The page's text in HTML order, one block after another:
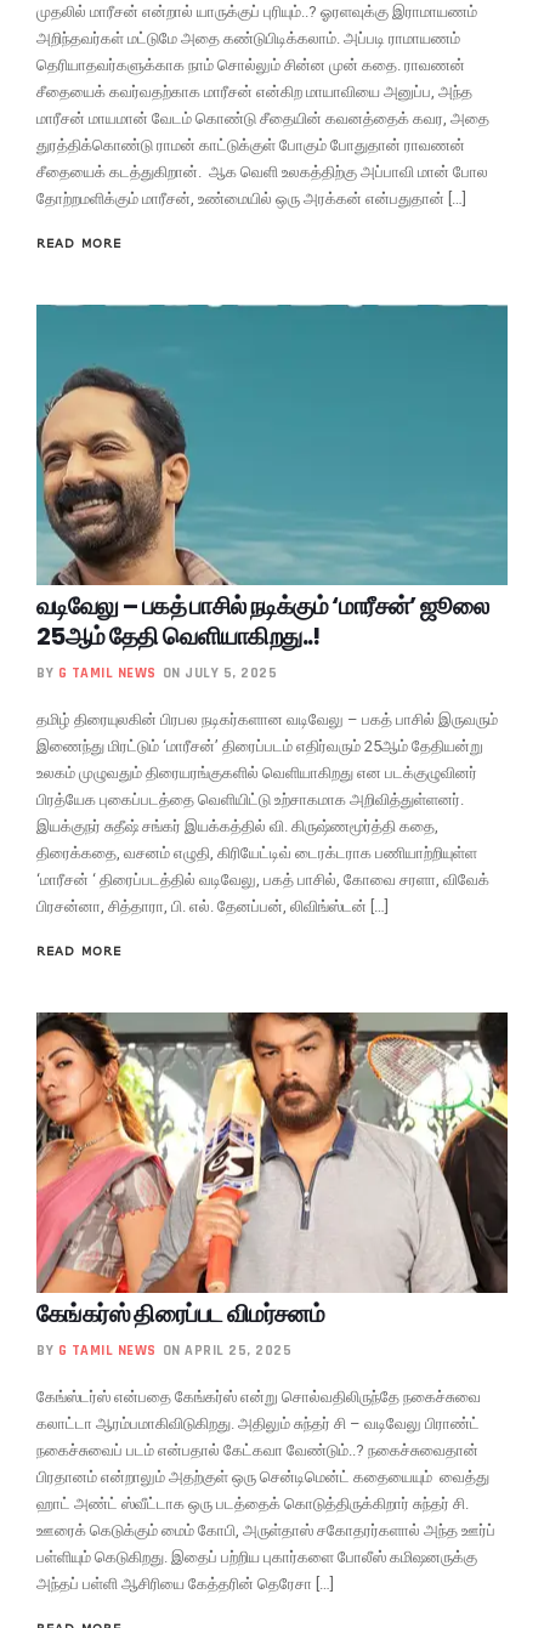
முதலில் மாரீசன் என்றால் யாருக்குப் புரியும்..? ஓரளவுக்கு இராமாயணம்
அறிந்தவர்கள் மட்டுமே அதை கண்டுபிடிக்கலாம். அப்படி ராமாயணம்
தெரியாதவர்களுக்காக நாம் சொல்லும் சின்ன முன் கதை. ராவணன்
சீதையைக் கவர்வதற்காக மாரீசன் என்கிற மாயாவியை அனுப்ப, அந்த
மாரீசன் மாயமான் வேடம் கொண்டு சீதையின் கவனத்தைக் கவர, அதை
துரத்திக்கொண்டு ராமன் காட்டுக்குள் போகும் போதுதான் ராவணன்
சீதையைக் கடத்துகிறான். ஆக வெளி உலகத்திற்கு அப்பாவி மான் போல
தோற்றமளிக்கும் மாரீசன், உண்மையில் ஒரு அரக்கன் என்பதுதான் […]
READ MORE
வடிவேலு – பகத் பாசில் நடிக்கும் ‘மாரீசன்’ ஜூலை
25ஆம் தேதி வெளியாகிறது..!
BY G TAMIL NEWS ON JULY 5, 2025
தமிழ் திரையுலகின் பிரபல நடிகர்களான வடிவேலு – பகத் பாசில் இருவரும்
இணைந்து மிரட்டும் ‘மாரீசன்’ திரைப்படம் எதிர்வரும் 25ஆம் தேதியன்று
உலகம் முழுவதும் திரையரங்குகளில் வெளியாகிறது என படக்குழுவினர்
பிரத்யேக புகைப்படத்தை வெளியிட்டு உற்சாகமாக அறிவித்துள்ளனர்.
இயக்குநர் சுதீஷ் சங்கர் இயக்கத்தில் வி. கிருஷ்ணமூர்த்தி கதை,
திரைக்கதை, வசனம் எழுதி, கிரியேட்டிவ் டைரக்டராக பணியாற்றியுள்ள
‘மாரீசன் ‘ திரைப்படத்தில் வடிவேலு, பகத் பாசில், கோவை சரளா, விவேக்
பிரசன்னா, சித்தாரா, பி. எல். தேனப்பன், லிவிங்ஸ்டன் […]
READ MORE
கேங்கர்ஸ் திரைப்பட விமர்சனம்
BY G TAMIL NEWS ON APRIL 25, 2025
கேங்ஸ்டர்ஸ் என்பதை கேங்கர்ஸ் என்று சொல்வதிலிருந்தே நகைச்சுவை
கலாட்டா ஆரம்பமாகிவிடுகிறது. அதிலும் சுந்தர் சி – வடிவேலு பிராண்ட்
நகைச்சுவைப் படம் என்பதால் கேட்கவா வேண்டும்..? நகைச்சுவைதான்
பிரதானம் என்றாலும் அதற்குள் ஒரு சென்டிமென்ட் கதையையும் வைத்து
ஹாட் அண்ட் ஸ்வீட்டாக ஒரு படத்தைக் கொடுத்திருக்கிறார் சுந்தர் சி.
ஊரைக் கெடுக்கும் மைம் கோபி, அருள்தாஸ் சகோதரர்களால் அந்த ஊர்ப்
பள்ளியும் கெடுகிறது. இதைப் பற்றிய புகார்களை போலீஸ் கமிஷனருக்கு
அந்தப் பள்ளி ஆசிரியை கேத்தரின் தெரேசா […]